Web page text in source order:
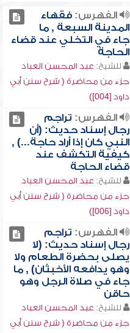
الفهرس:فقهاء
المدينة السبعة , ما
جاء في التخلي عند قضاء
الحاجة
للشيخ: عبد المحسن العباد
جزء من محاضرة ( شرح سنن أبي
داود [004])
الفهرس: تراجم
رجال إسناد حديث: (أن
النبي كان إذا أراد حاجة...) ,
كيفية التكشف عند
قضاء الحاجة
للشيخ: عبد المحسن العباد
جزء من محاضرة ( شرح سنن أبي
داود [006])
الفهرس: تراجم
رجال إسناد حديث: (لا
يصلى بحضرة الطعام ولا
وهو يدافعه الأخبثان) , ما
جاء في صلاة الرجل وهو
حاقن
للشيخ: عبد المحسن العباد
جزء من محاضرة ( شرح سنن أبي